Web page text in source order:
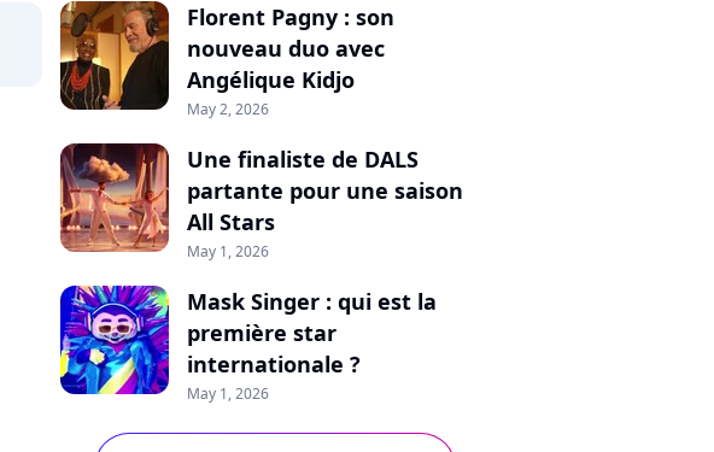
Florent Pagny : son
nouveau duo avec
Angélique Kidjo
May 2, 2026
Une finaliste de DALS
partante pour une saison
All Stars
May 1, 2026
Mask Singer : qui est la
première star
internationale ?
May 1, 2026